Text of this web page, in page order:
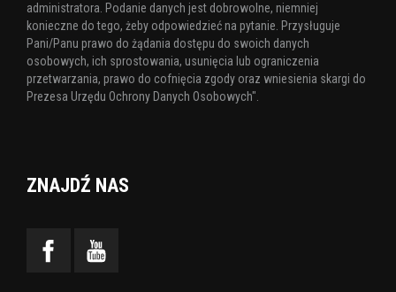
administratora. Podanie danych jest dobrowolne, niemniej
konieczne do tego, żeby odpowiedzieć na pytanie. Przysługuje
Pani/Panu prawo do żądania dostępu do swoich danych
osobowych, ich sprostowania, usunięcia lub ograniczenia
przetwarzania, prawo do cofnięcia zgody oraz wniesienia skargi do
Prezesa Urzędu Ochrony Danych Osobowych".
ZNAJDŹ NAS